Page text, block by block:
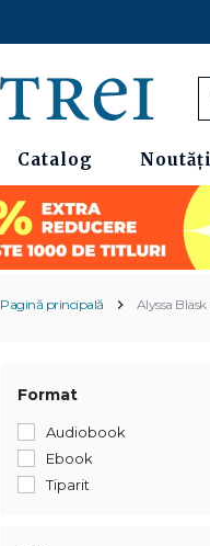
Catalog Noutăți
Pagină principală Alyssa
Format
Audiobook
Ebook
Tiparit